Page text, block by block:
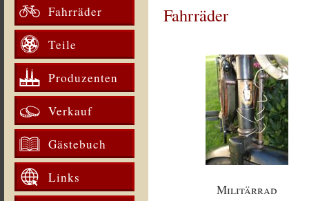
Fahrräder
Teile
Produzenten
Verkauf
Gästebuch
Links
Fahrräder
Militärrad